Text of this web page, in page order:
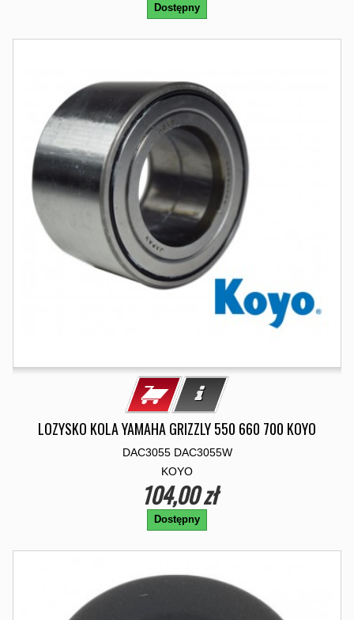
Dostępny
LOZYSKO KOLA YAMAHA GRIZZLY 550 660 700 KOYO
DAC3055 DAC3055W
KOYO
104,00 zł
Dostępny